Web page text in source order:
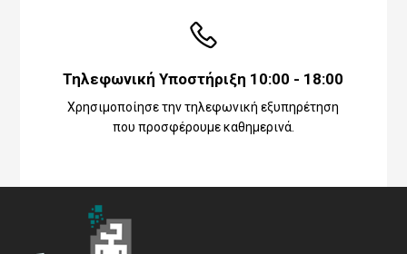
Τηλεφωνική Υποστήριξη 10:00 - 18:00
Χρησιμοποίησε την τηλεφωνική εξυπηρέτηση
που προσφέρουμε καθημερινά.